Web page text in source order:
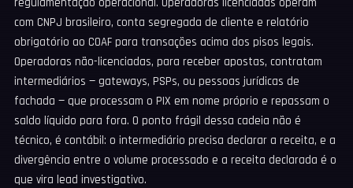
com CNPJ brasileiro, conta segregada de cliente e relatório
obrigatório ao COAF para transações acima dos pisos legais.
Operadoras não-licenciadas, para receber apostas, contratam
intermediários — gateways, PSPs, ou pessoas jurídicas de
fachada — que processam o PIX em nome próprio e repassam o
saldo líquido para fora. O ponto frágil dessa cadeia não é
técnico, é contábil: o intermediário precisa declarar a receita, e a
divergência entre o volume processado e a receita declarada é o
que vira lead investigativo.